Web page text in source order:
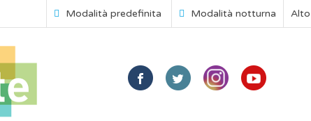
Modalità predefinita Modalità notturna